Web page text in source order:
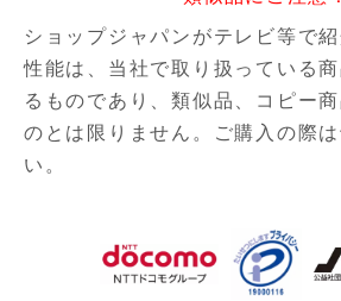
ショップジャパンがテレビ等で
性能は、当社で取り扱っている
るものであり、類似品、コピー
のとは限りません。ご購入の際
い。